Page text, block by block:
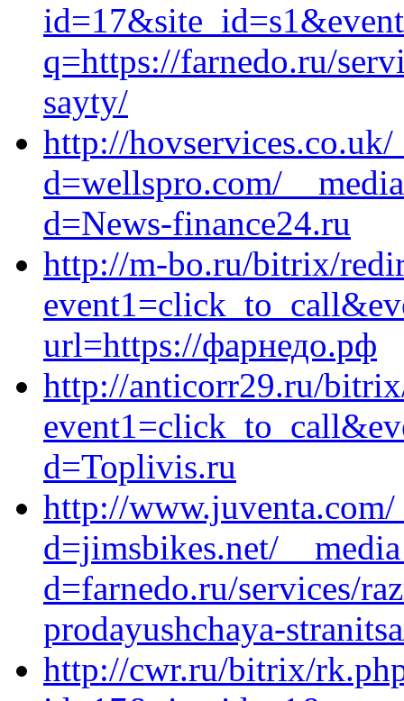
q=https://farnedo.ru/
sayty/
http://hovservices.co.uk/
d=wellspro.com/
d=News-finance24.ru
http://m-bo.ru/bitrix/
url=https://фарнедо.рф
http://anticorr29.ru/
d=Toplivis.ru
http://www.juventa.com/
d=jimsbikes.net/
d=farnedo.ru/services/
prodayushchaya-
http://cwr.ru/bitrix/